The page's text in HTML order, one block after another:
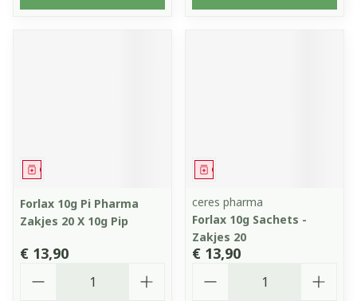
Geneesmiddel
Forlax 10g Pi Pharma
Zakjes 20 X 10g Pip
€ 13,90
Geneesmiddel
ceres pharma
Forlax 10g Sachets -
Zakjes 20
€ 13,90